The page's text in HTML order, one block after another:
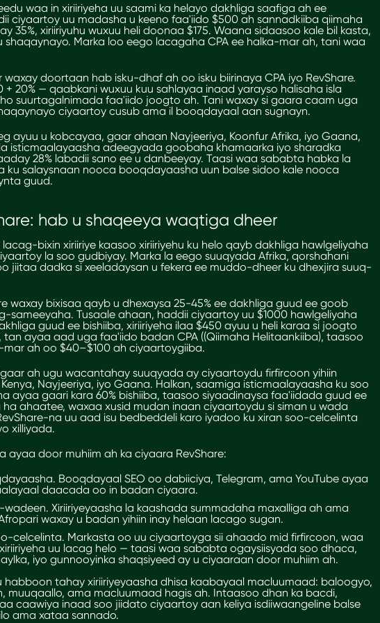
waa in xiriiriyeha uu saami ka helayo dakhliga saafiga ah ee
ciyaartoy uu madasha u keeno faa'iido $500 ah sannadkiiba qiimaha
35%, xiriiriyuhu wuxuu heli doonaa $175. Waana sidaasoo kale bil kasta,
shaqaynayo. Marka loo eego lacagaha CPA ee halka-mar ah, tani waa
waxay doortaan hab isku-dhaf ah oo isku biirinaya CPA iyo RevShare.
+ 20% — qaabkani wuxuu kuu sahlayaa inaad yarayso halisaha isla
suurtagalnimada faa'iido joogto ah. Tani waxay si gaara caam uga
ciyaartoy cusub ama il booqdayaal aan sugnayn.
ayuu u kobcayaa, gaar ahaan Nayjeeriya, Koonfur Afrika, iyo Gaana,
isticmaalayaasha adeegyada goobaha khamaarka iyo sharadka
28% labadii sano ee u danbeeyay. Taasi waa sababta habka la
ku salaysnaan nooca booqdayaasha uun balse sidoo kale nooca
guud.
: hab u shaqeeya waqtiga dheer
bixin xiriiriye kaasoo xiriiriyehu ku helo qayb dakhliga hawlgeliyaha
la soo gudbiyay. Marka la eego suuqyada Afrika, qorshahani
jiitaa dadka si xeeladaysan u fekera ee muddo-dheer ku dhexjira suuq-
waxay bixisaa qayb u dhexaysa 25-45% ee dakhliga guud ee goob
sameeyaha. Tusaale ahaan, haddii ciyaartoy uu $1000 hawlgeliyaha
guud ee bishiiba, xiriiriyeha ilaa $450 ayuu u heli karaa si joogto
tan ayaa aad uga faa'iido badan CPA ((Qiimaha Helitaankiiba), taasoo
ah oo $40–$100 ah ciyaartoygiiba.
gaar ah ugu wacantahay suuqyada ay ciyaartoydu firfircoon yihiin
Nayjeeriya, iyo Gaana. Halkan, saamiga isticmaalayaasha ku soo
ayaa gaari kara 60% bishiiba, taasoo siyaadinaysa faa'iidada guud ee
ha ahaatee, waxaa xusid mudan inaan ciyaartoydu si siman u wada
na uu aad isu bedbeddeli karo iyadoo ku xiran soo-celcelinta
xilliyada.
ayaa door muhiim ah ka ciyaara RevShare:
Booqdayaal SEO oo dabiiciya, Telegram, ama YouTube ayaa
daacada oo in badan ciyaara.
wadeen. Xiriiriyeyaasha la kaashada summadaha maxalliga ah ama
waxay u badan yihiin inay helaan lacago sugan.
celcelinta. Markasta oo uu ciyaartoyga sii ahaado mid firfircoon, waa
uu lacag helo — taasi waa sababta ogaysiisyada soo dhaca,
iyo gunnooyinka shaqsiyeed ay u ciyaaraan door muhiim ah.
habboon tahay xiriiriyeyaasha dhisa kaabayaal macluumaad: baloogyo,
muuqaallo, ama macluumaad hagis ah. Intaasoo dhan ka bacdi,
caawiya inaad soo jiidato ciyaartoy aan keliya isdiiwaangeline balse
ama xataa sannado.